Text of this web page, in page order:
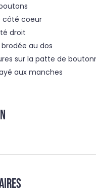
côté coeur
droit
au dos
sur la patte de
aux manches